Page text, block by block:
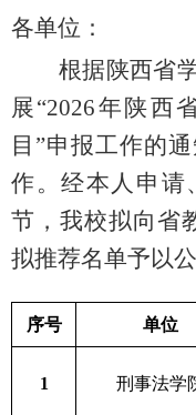
各单位：
根据陕西省
展“2026年陕西
目”申报工作的通
作。经本人申请
节，我校拟向省
拟推荐名单予以公
序号 单位
1 刑事法学